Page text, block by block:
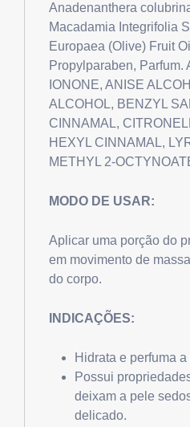
Anadenanthera
Macadamia Integrifolia
Europaea (Olive) Fruit
Propylparaben, Parfum.
IONONE, ANISE
ALCOHOL, BENZYL
CINNAMAL,
HEXYL CINNAMAL,
METHYL 2-
MODO DE USAR:
Aplicar uma porção do
em movimento de
do corpo.
INDICAÇÕES:
Hidrata e perfuma a
Possui
deixam a pele
delicado.